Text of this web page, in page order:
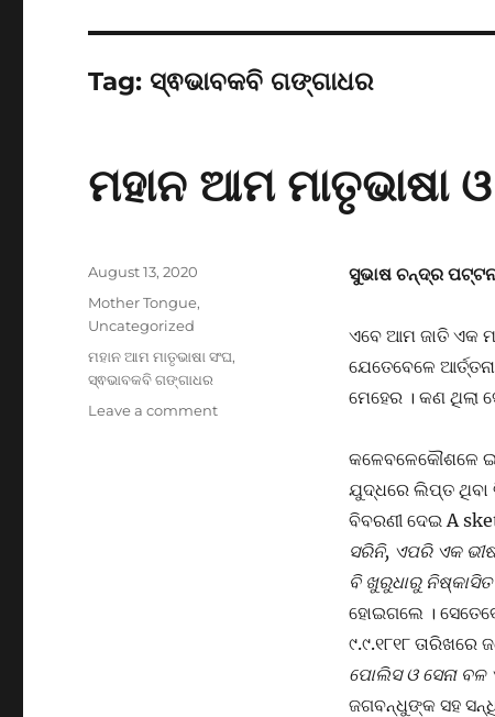
Tag: ସ୍ଵଭାବକବି ଗଙ୍ଗାଧର
ମହାନ ଆମ ମାତୃଭାଷା
ସୁଭାଷ ଚନ୍ଦ୍ର
ଏବେ ଆମ ଜାତି ଏକ
ଯେତେବେଳେ
ମେହେର । କଣ ଥିଲା
କଳେବଳେକୌଶଳେ
ଯୁଦ୍ଧରେ ଲିପ୍ତ ଥିବା
ବିବରଣୀ ଦେଇ A
ସରିନି, ଏପରି ଏକ
ବି ଖୁରୁଧାରୁ
ହୋଇଗଲେ ।
୯.୯.୧୮୧୮ ତାରିଖରେ
ପୋଲିସ ଓ ସେନା
ଜଗବନ୍ଧୁଙ୍କ ସହ
Posted
August 13, 2020
Categories
Mother Tongue,
Uncategorized
Tags
ମହାନ ଆମ ମାତୃଭାଷା ସଂଘ,
ସ୍ଵଭାବକବି ଗଙ୍ଗାଧର
Leave a commenton